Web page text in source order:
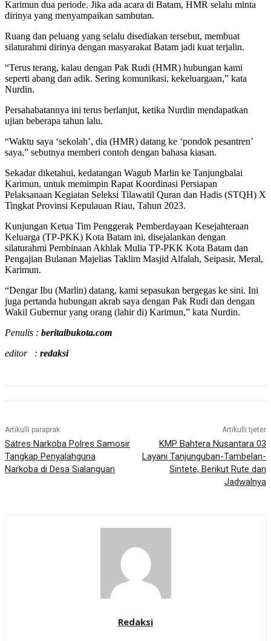
Karimun dua periode. Jika ada acara di Batam, HMR selalu minta
dirinya yang menyampaikan sambutan.
Ruang dan peluang yang selalu disediakan tersebut, membuat
silaturahmi dirinya dengan masyarakat Batam jadi kuat terjalin.
“Terus terang, kalau dengan Pak Rudi (HMR) hubungan kami
seperti abang dan adik. Sering komunikasi, kekeluargaan,” kata
Nurdin.
Persahabatannya ini terus berlanjut, ketika Nurdin mendapatkan
ujian beberapa tahun lalu.
“Waktu saya ‘sekolah’, dia (HMR) datang ke ‘pondok pesantren’
saya,” sebutnya memberi contoh dengan bahasa kiasan.
Sekadar diketahui, kedatangan Wagub Marlin ke Tanjungbalai
Karimun, untuk memimpin Rapat Koordinasi Persiapan
Pelaksanaan Kegiatan Seleksi Tilawatil Quran dan Hadis (STQH) X
Tingkat Provinsi Kepulauan Riau, Tahun 2023.
Kunjungan Ketua Tim Penggerak Pemberdayaan Kesejahteraan
Keluarga (TP-PKK) Kota Batam ini, disejalankan dengan
silaturahmi Pembinaan Akhlak Mulia TP-PKK Kota Batam dan
Pengajian Bulanan Majelias Taklim Masjid Alfalah, Seipasir, Meral,
Karimun.
“Dengar Ibu (Marlin) datang, kami sepasukan bergegas ke sini. Ini
juga pertanda hubungan akrab saya dengan Pak Rudi dan dengan
Wakil Gubernur yang orang (lahir di) Karimun,” kata Nurdin.
Penulis : beritaibukota.com
editor : redaksi
Artikulli paraprak
Satres Narkoba Polres Samosir
Tangkap Penyalahguna
Narkoba di Desa Sialanguan
Artikulli tjetër
KMP Bahtera Nusantara 03
Layani Tanjunguban-Tambelan-
Sintete, Berikut Rute dan
Jadwalnya
Redaksi